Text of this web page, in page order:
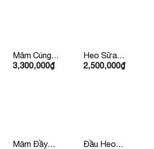
Mâm Cúng
Tất Niên
3,300,000₫
Heo Sữa
Quay Trên
2,500,000₫
Mâm Đầy
Đầu Heo